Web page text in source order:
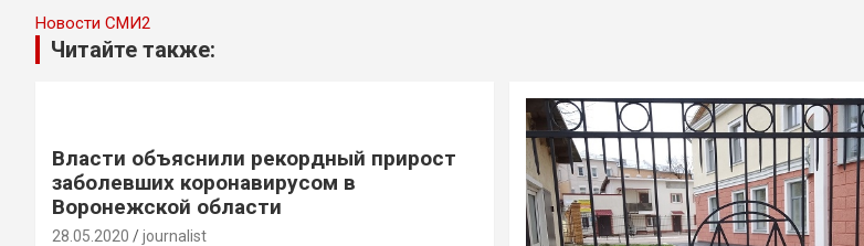
Новости СМИ2
Читайте также:
Власти объяснили рекордный прирост
заболевших коронавирусом в
Воронежской области
28.05.2020 journalist